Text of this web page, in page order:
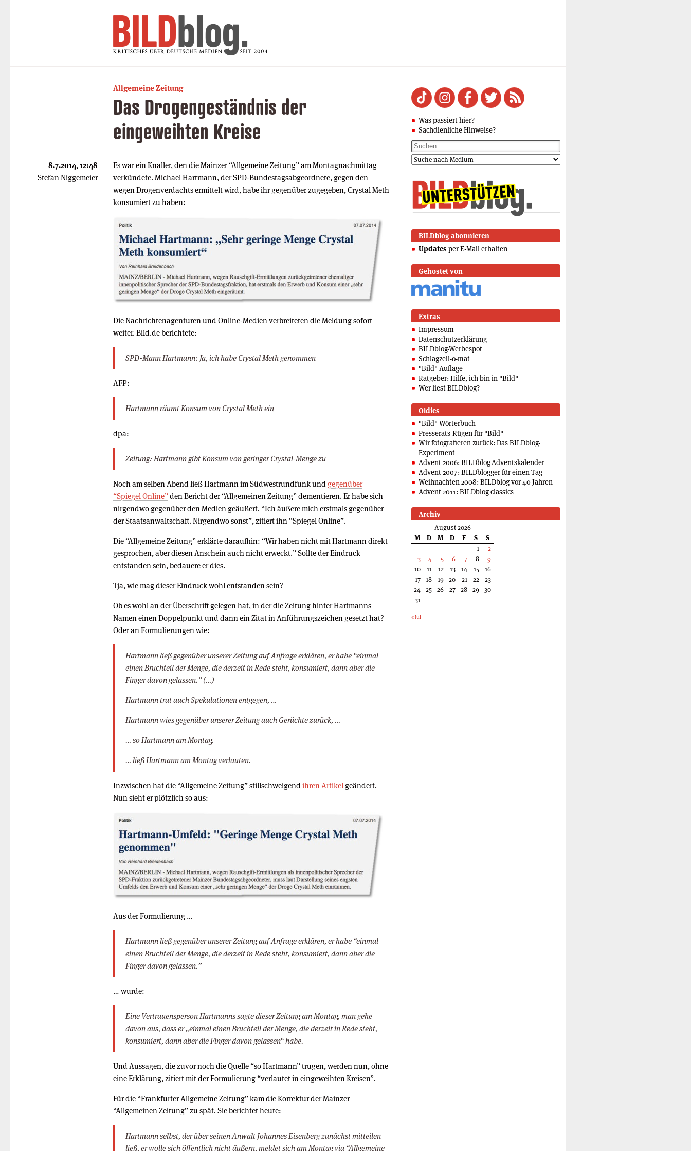
Allgemeine Zeitung
Das Drogengeständnis der
eingeweihten Kreise
Es war ein Knaller, den die Mainzer “Allgemeine Zeitung” am Montagnachmittag
verkündete. Michael Hartmann, der SPD-Bundestagsabgeordnete, gegen den
wegen Drogenverdachts ermittelt wird, habe ihr gegenüber zugegeben, Crystal Meth
konsumiert zu haben:
Die Nachrichtenagenturen und Online-Medien verbreiteten die Meldung sofort
weiter. Bild.de berichtete:
SPD-Mann Hartmann: Ja, ich habe Crystal Meth genommen
AFP:
Hartmann räumt Konsum von Crystal Meth ein
dpa:
Zeitung: Hartmann gibt Konsum von geringer Crystal-Menge zu
Noch am selben Abend ließ Hartmann im Südwestrundfunk und gegenüber
“Spiegel Online”den Bericht der “Allgemeinen Zeitung” dementieren. Er habe sich
nirgendwo gegenüber den Medien geäußert. “Ich äußere mich erstmals gegenüber
der Staatsanwaltschaft. Nirgendwo sonst”, zitiert ihn “Spiegel Online”.
Die “Allgemeine Zeitung” erklärte daraufhin: “Wir haben nicht mit Hartmann direkt
gesprochen, aber diesen Anschein auch nicht erweckt.” Sollte der Eindruck
entstanden sein, bedauere er dies.
Tja, wie mag dieser Eindruck wohl entstanden sein?
Ob es wohl an der Überschrift gelegen hat, in der die Zeitung hinter Hartmanns
Namen einen Doppelpunkt und dann ein Zitat in Anführungszeichen gesetzt hat?
Oder an Formulierungen wie:
Hartmann ließ gegenüber unserer Zeitung auf Anfrage erklären, er habe “einmal
einen Bruchteil der Menge, die derzeit in Rede steht, konsumiert, dann aber die
Finger davon gelassen.” (…)
Hartmann trat auch Spekulationen entgegen, …
Hartmann wies gegenüber unserer Zeitung auch Gerüchte zurück, …
… so Hartmann am Montag.
… ließ Hartmann am Montag verlauten.
Inzwischen hat die “Allgemeine Zeitung” stillschweigend ihren Artikel geändert.
Nun sieht er plötzlich so aus:
Aus der Formulierung …
Hartmann ließ gegenüber unserer Zeitung auf Anfrage erklären, er habe “einmal
einen Bruchteil der Menge, die derzeit in Rede steht, konsumiert, dann aber die
Finger davon gelassen.”
… wurde:
Eine Vertrauensperson Hartmanns sagte dieser Zeitung am Montag, man gehe
davon aus, dass er „einmal einen Bruchteil der Menge, die derzeit in Rede steht,
konsumiert, dann aber die Finger davon gelassen“ habe.
Und Aussagen, die zuvor noch die Quelle “so Hartmann” trugen, werden nun, ohne
eine Erklärung, zitiert mit der Formulierung “verlautet in eingeweihten Kreisen”.
Für die “Frankfurter Allgemeine Zeitung” kam die Korrektur der Mainzer
“Allgemeinen Zeitung” zu spät. Sie berichtet heute:
Hartmann selbst, der über seinen Anwalt Johannes Eisenberg zunächst mitteilen
ließ, er wolle sich öffentlich nicht äußern, meldet sich am Montag via “Allgemeine
8.7.2014, 12:48
Stefan Niggemeier
Was passiert hier?
Sachdienliche Hinweise?
BILDblog abonnieren
Updates per E-Mail erhalten
Gehostet von
Extras
Impressum
Datenschutzerklärung
BILDblog-Werbespot
Schlagzeil-o-mat
"Bild"-Auflage
Ratgeber: Hilfe, ich bin in "Bild"
Wer liest BILDblog?
Oldies
"Bild"-Wörterbuch
Presserats-Rügen für "Bild"
Wir fotografieren zurück: Das BILDblog-
Experiment
Advent 2006: BILDblog-Adventskalender
Advent 2007: BILDblogger für einen Tag
Weihnachten 2008: BILDblog vor 40 Jahren
Advent 2011: BILDblog classics
Archiv
August 2026
M
D M D F S
S
1
2
3
4 5 6 7 8
9
10
11 12 13 14 15
16
17 18 19 20 21 22
23
24 25 26 27 28 29 30
31
« Jul